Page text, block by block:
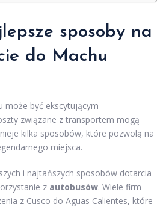
sposoby na
do Machu
może być ekscytującym
związane z transportem mogą
kilka sposobów, które pozwolą na
miejsca.
i najtańszych sposobów dotarcia
z autobusów. Wiele firm
z Cusco do Aguas Calientes, które